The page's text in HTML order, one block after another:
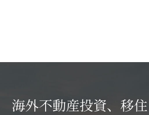
海外不動産投資、移